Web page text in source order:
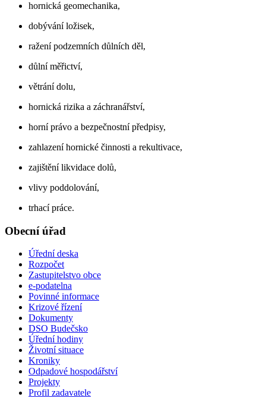
hornická geomechanika,
dobývání ložisek,
ražení podzemních důlních děl,
důlní měřictví,
větrání dolu,
hornická rizika a záchranářství,
horní právo a bezpečnostní předpisy,
zahlazení hornické činnosti a rekultivace,
zajištění likvidace dolů,
vlivy poddolování,
trhací práce.
Obecní úřad
Úřední deska
Rozpočet
Zastupitelstvo obce
e-podatelna
Povinné informace
Krizové řízení
Dokumenty
DSO Budečsko
Úřední hodiny
Životní situace
Kroniky
Odpadové hospodářství
Projekty
Profil zadavatele